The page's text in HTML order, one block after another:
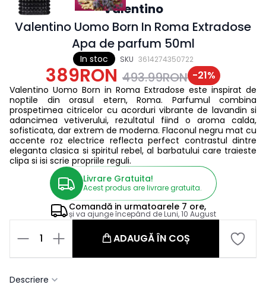
In stoc SKU 3614274350722
Valentino
Valentino Uomo Born In Roma Extradose
Apa de parfum 50ml
389RON 493.99RON -21%
Valentino Uomo Born in Roma Extradose este inspirat de
noptile din orasul etern, Roma. Parfumul combina
prospetimea citricelor cu acorduri vibrante de lavandin si
adancimea vetiverului, rezultatul fiind o aroma calda,
sofisticata, dar extrem de moderna. Flaconul negru mat cu
accente roz electrice reflecta perfect contrastul dintre
eleganta clasica si spiritul rebel, al barbatului care traieste
clipa si isi scrie propriile reguli.
Livrare Gratuita!
Acest produs are livrare gratuita.
Comandă in urmatoarele 7 ore,
și va ajunge începând deLuni, 10 August
1 ADAUGĂ ÎN COȘ
Descriere